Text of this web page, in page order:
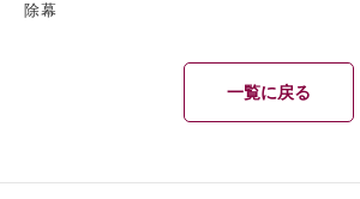
除幕
一覧に戻る